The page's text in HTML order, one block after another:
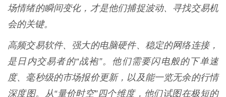
场情绪的瞬间变化，才是他们捕捉波动、寻找交易机
会的关键。
高频交易软件、强大的电脑硬件、稳定的网络连接，
是日内交易者的“战袍”。他们需要闪电般的下单速
度、毫秒级的市场报价更新，以及能一览无余的行情
深度图。从“量价时空”四个维度，他们试图在极短的